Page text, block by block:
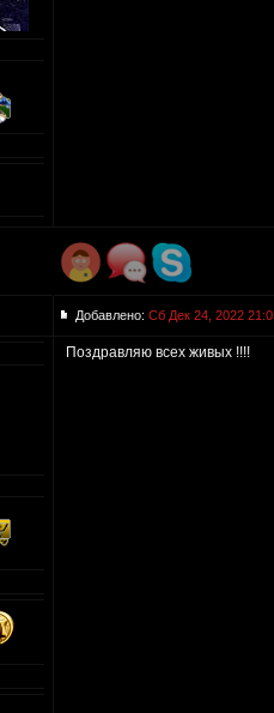
Добавлено: Сб Дек 24, 2022
Поздравляю всех живых !!!!